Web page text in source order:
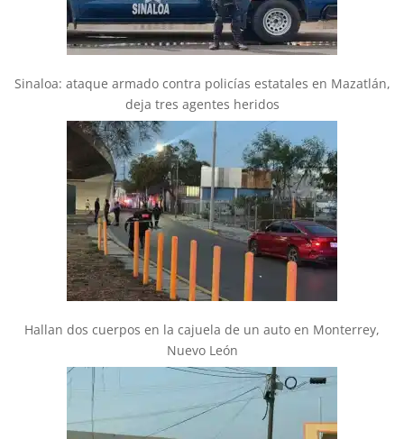
Sinaloa: ataque armado contra policías estatales en Mazatlán,
deja tres agentes heridos
Hallan dos cuerpos en la cajuela de un auto en Monterrey,
Nuevo León